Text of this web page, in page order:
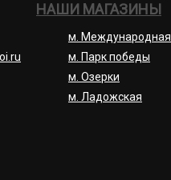
НАШИ МАГАЗИНЫ
м. Международная
м. Парк победы
м. Озерки
м. Ладожская